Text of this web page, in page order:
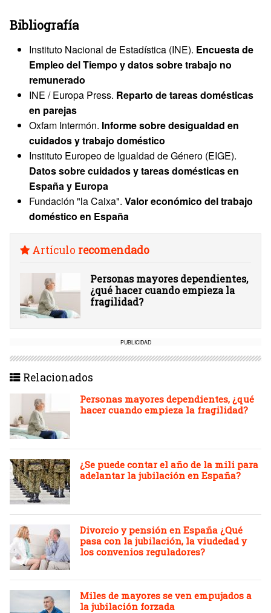
Bibliografía
Instituto Nacional de Estadística (INE). Encuesta de
Empleo del Tiempo y datos sobre trabajo no
remunerado
INE / Europa Press. Reparto de tareas domésticas
en parejas
Oxfam Intermón. Informe sobre desigualdad en
cuidados y trabajo doméstico
Instituto Europeo de Igualdad de Género (EIGE).
Datos sobre cuidados y tareas domésticas en
España y Europa
Fundación "la Caixa". Valor económico del trabajo
doméstico en España
Artículo recomendado
Personas mayores dependientes,
¿qué hacer cuando empieza la
fragilidad?
PUBLICIDAD
Relacionados
Personas mayores dependientes, ¿qué
hacer cuando empieza la fragilidad?
¿Se puede contar el año de la mili para
adelantar la jubilación en España?
Divorcio y pensión en España ¿Qué
pasa con la jubilación, la viudedad y
los convenios reguladores?
Miles de mayores se ven empujados a
la jubilación forzada